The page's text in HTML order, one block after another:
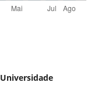
Universidade